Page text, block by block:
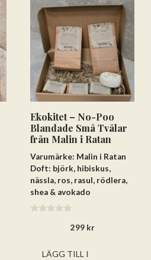
Ekokitet – No-Poo
Blandade Små Tvålar
från Malin i Ratan
Varumärke: Malin i Ratan
Doft: björk, hibiskus,
nässla, ros, rasul, rödlera,
shea & avokado
299 kr
LÄGG TILL I